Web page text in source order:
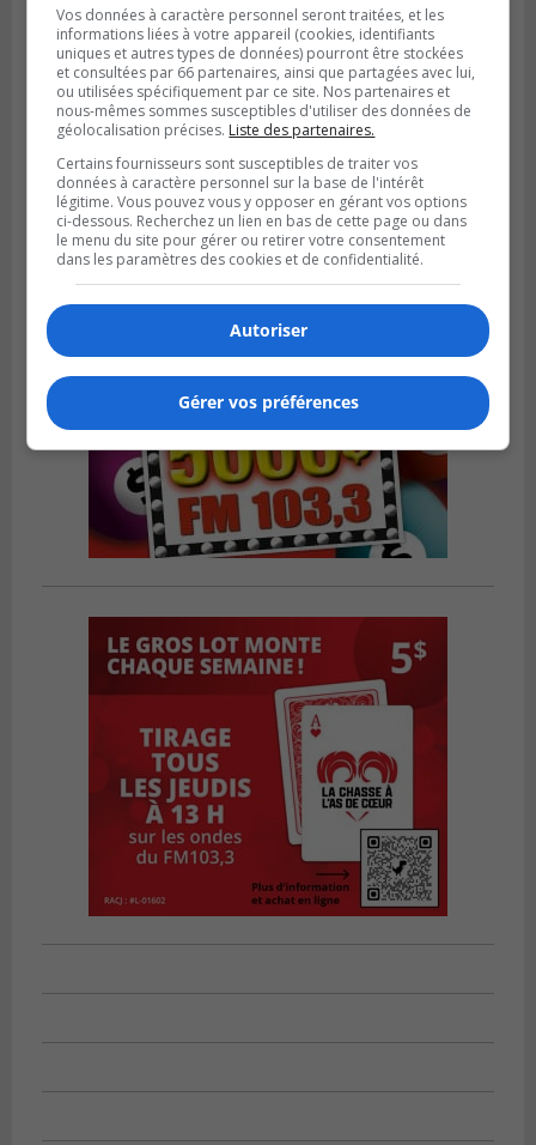
BOUCHERVILLE
Publié le 31 juillet 2026 à 06h57
Boucherville veut de la sécurité
ferroviaire sur son territoire
Vos données à caractère personnel seront traitées, et les
informations liées à votre appareil (cookies, identifiants
uniques et autres types de données) pourront être stockées
et consultées par 66 partenaires, ainsi que partagées avec lui,
ou utilisées spécifiquement par ce site. Nos partenaires et
nous-mêmes sommes susceptibles d'utiliser des données de
géolocalisation précises. Liste des partenaires.
Certains fournisseurs sont susceptibles de traiter vos
données à caractère personnel sur la base de l'intérêt
légitime. Vous pouvez vous y opposer en gérant vos options
ci-dessous. Recherchez un lien en bas de cette page ou dans
le menu du site pour gérer ou retirer votre consentement
dans les paramètres des cookies et de confidentialité.
Autoriser
Gérer vos préférences